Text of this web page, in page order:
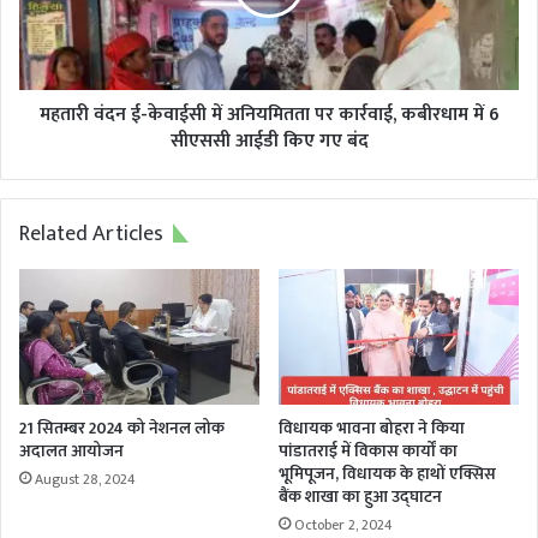
अनियमितता
पर
कार्रवाई,
कबीरधाम
आईडी
गए
बंद
महतारी वंदन ई-केवाईसी में अनियमितता पर कार्रवाई, कबीरधाम में 6
सीएससी आईडी किए गए बंद
Related Articles
21 सितम्बर 2024 को नेशनल लोक
अदालत आयोजन
August 28, 2024
विधायक भावना बोहरा ने किया
पांडातराई में विकास कार्यों का
भूमिपूजन, विधायक के हाथों एक्सिस
बैंक शाखा का हुआ उद्घाटन
October 2, 2024